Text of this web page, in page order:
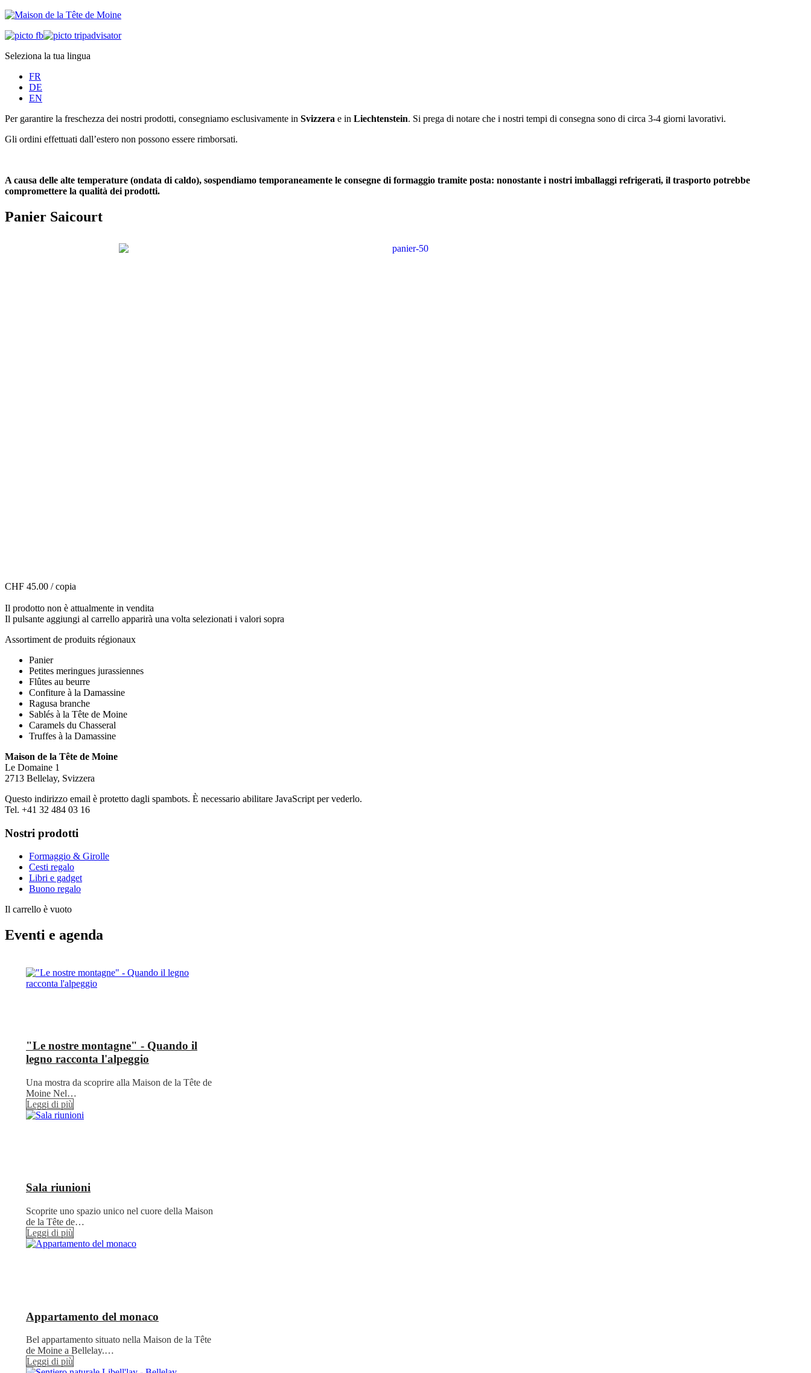
Seleziona la tua lingua
FR
DE
EN
Per garantire la freschezza dei nostri prodotti, consegniamo esclusivamente in Svizzera e in Liechtenstein. Si prega di notare che i nostri tempi di consegna sono di circa 3-4 giorni lavorativi.
Gli ordini effettuati dall’estero non possono essere rimborsati.
A causa delle alte temperature (ondata di caldo), sospendiamo temporaneamente le consegne di formaggio tramite posta: nonostante i nostri imballaggi refrigerati, il trasporto potrebbe
compromettere la qualità dei prodotti.
Panier Saicourt
CHF 45.00 / copia
Il prodotto non è attualmente in vendita
Il pulsante aggiungi al carrello apparirà una volta selezionati i valori sopra
Assortiment de produits régionaux
Panier
Petites meringues jurassiennes
Flûtes au beurre
Confiture à la Damassine
Ragusa branche
Sablés à la Tête de Moine
Caramels du Chasseral
Truffes à la Damassine
Maison de la Tête de Moine
Le Domaine 1
2713 Bellelay, Svizzera
Questo indirizzo email è protetto dagli spambots. È necessario abilitare JavaScript per vederlo.
Tel. +41 32 484 03 16
Nostri prodotti
Formaggio & Girolle
Cesti regalo
Libri e gadget
Buono regalo
Il carrello è vuoto
Eventi e agenda
"Le nostre montagne" - Quando il
legno racconta l'alpeggio
Una mostra da scoprire alla Maison de la Tête de
Moine Nel…
Leggi di più
Sala riunioni
Scoprite uno spazio unico nel cuore della Maison
de la Tête de…
Leggi di più
Appartamento del monaco
Bel appartamento situato nella Maison de la Tête
de Moine a Bellelay.…
Leggi di più